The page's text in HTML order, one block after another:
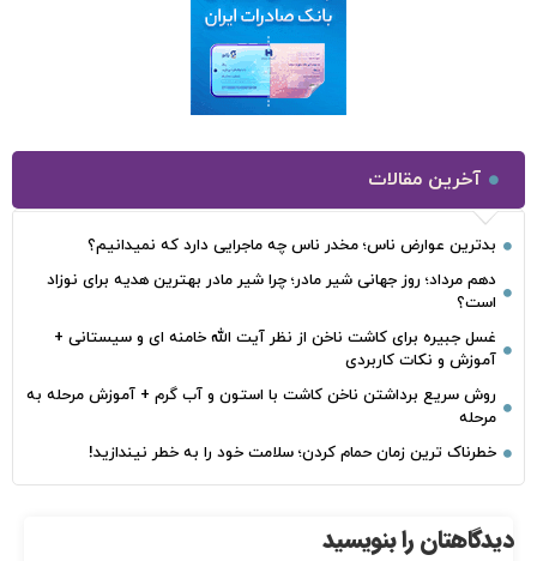
آخرین مقالات
بدترین عوارض ناس؛ مخدر ناس چه ماجرایی دارد که نمیدانیم؟
دهم مرداد؛ روز جهانی شیر مادر؛ چرا شیر مادر بهترین هدیه برای نوزاد
است؟
غسل جبیره برای کاشت ناخن از نظر آیت الله خامنه ای و سیستانی +
آموزش و نکات کاربردی
روش سریع برداشتن ناخن کاشت با استون و آب گرم + آموزش مرحله به
مرحله
خطرناک‌ ترین زمان‌ حمام کردن؛ سلامت خود را به خطر نیندازید!
دیدگاهتان را بنویسید